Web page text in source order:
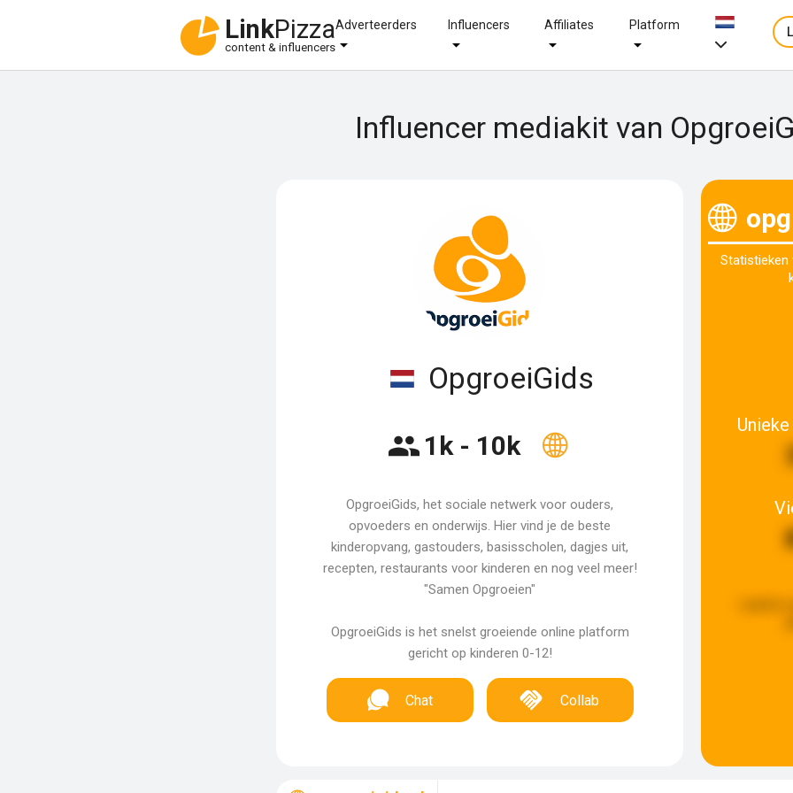
LinkPizza
content & influencers
Adverteerders Influencers Affiliates Platform
Influencer mediakit van
OpgroeiGids
1k - 10k
OpgroeiGids, het sociale netwerk voor ouders,
opvoeders en onderwijs. Hier vind je de beste
kinderopvang, gastouders, basisscholen, dagjes uit,
recepten, restaurants voor kinderen en nog veel meer!
"Samen Opgroeien"
OpgroeiGids is het snelst groeiende online platform
gericht op kinderen 0-12!
Chat Collab